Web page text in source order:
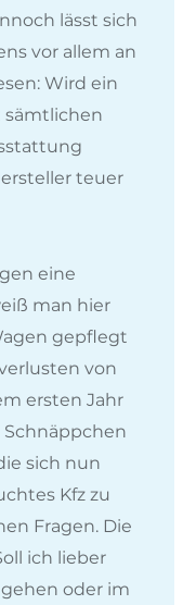
lässt sich
vor allem an
Wird ein
sämtlichen
teuer
eine
man hier
gepflegt
von
ersten Jahr
sich nun
Kfz zu
Fragen. Die
ich lieber
oder im